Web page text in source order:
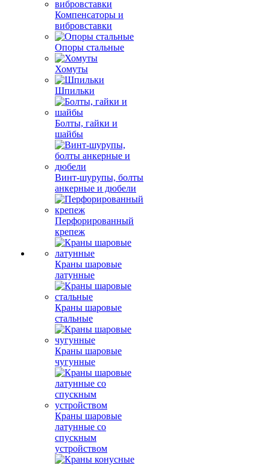
Компенсаторы и
вибровставки
Опоры стальные
Хомуты
Шпильки
Болты, гайки и
шайбы
Винт-шурупы, болты
анкерные и дюбели
Перфорированный
крепеж
Краны шаровые
латунные
Краны шаровые
стальные
Краны шаровые
чугунные
Краны шаровые
латунные со
спускным
устройством